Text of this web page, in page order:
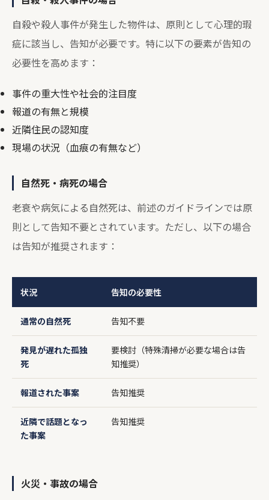
自殺や殺人事件が発生した物件は、原則として心理的瑕
疵に該当し、告知が必要です。特に以下の要素が告知の
必要性を高めます：
事件の重大性や社会的注目度
報道の有無と規模
近隣住民の認知度
現場の状況（血痕の有無など）
自然死・病死の場合
老衰や病気による自然死は、前述のガイドラインでは原
則として告知不要とされています。ただし、以下の場合
は告知が推奨されます：
状況 告知の必要性
通常の自然死 告知不要
発見が遅れた孤独
死
要検討（特殊清掃が必要な場合は告
知推奨）
報道された事案 告知推奨
近隣で話題となっ
た事案
告知推奨
火災・事故の場合